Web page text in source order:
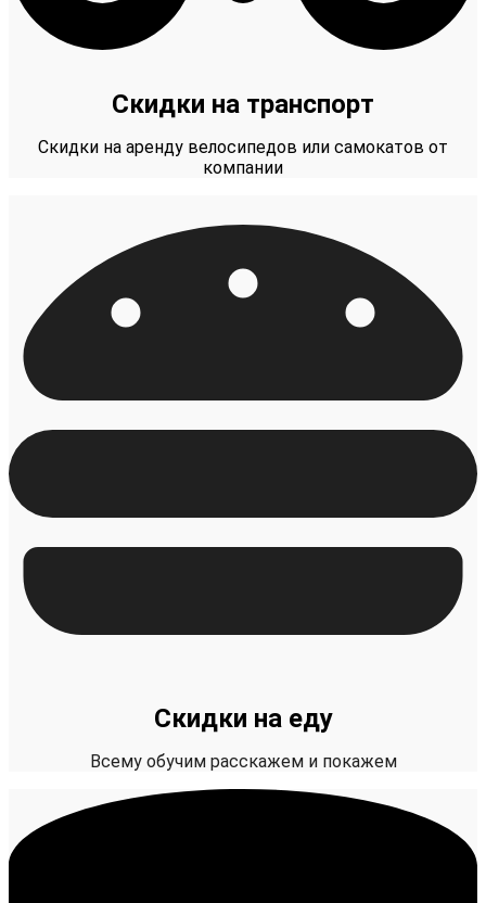
Скидки на транспорт
Скидки на аренду велосипедов или самокатов от
компании
Скидки на еду
Всему обучим расскажем и покажем